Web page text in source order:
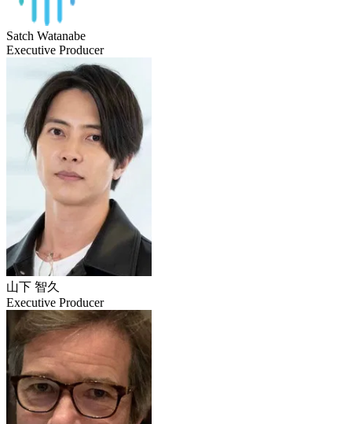
Satch Watanabe
Executive Producer
山下 智久
Executive Producer